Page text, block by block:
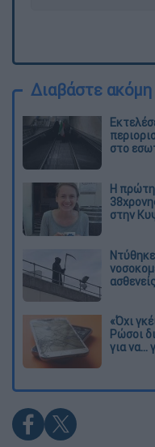
Διαβάστε ακόμη
στο
Η πρώτη
στην
«Όχι
Ρώσοι
για να...